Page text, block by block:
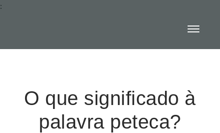
:
O que significado à
palavra peteca?